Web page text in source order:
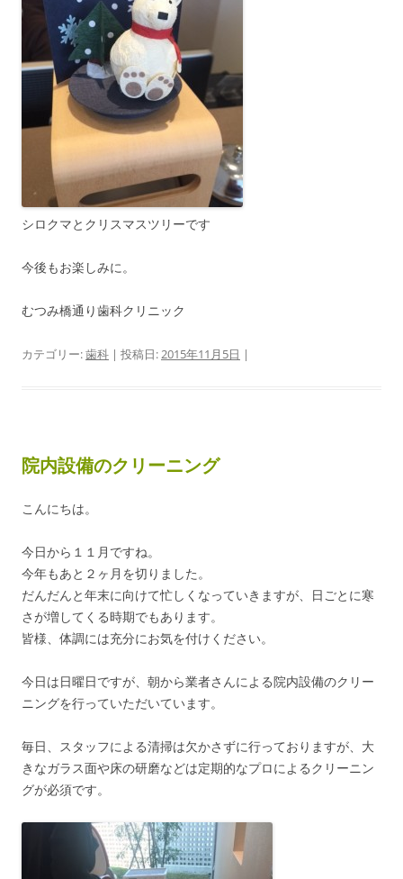
シロクマとクリスマスツリーです
今後もお楽しみに。
むつみ橋通り歯科クリニック
カテゴリー:歯科 | 投稿日:2015年11月5日 |
院内設備のクリーニング
こんにちは。
今日から１１月ですね。
今年もあと２ヶ月を切りました。
だんだんと年末に向けて忙しくなっていきますが、日ごとに寒
さが増してくる時期でもあります。
皆様、体調には充分にお気を付けください。
今日は日曜日ですが、朝から業者さんによる院内設備のクリー
ニングを行っていただいています。
毎日、スタッフによる清掃は欠かさずに行っておりますが、大
きなガラス面や床の研磨などは定期的なプロによるクリーニン
グが必須です。